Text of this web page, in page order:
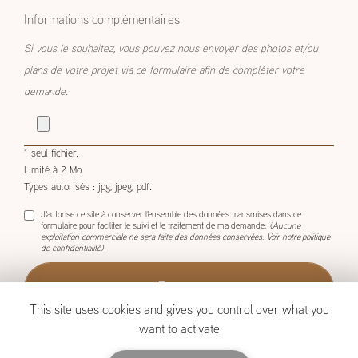
Informations complémentaires
Si vous le souhaitez, vous pouvez nous envoyer des photos et/ou
plans de votre projet via ce formulaire afin de compléter votre
demande.
1 seul fichier.
Limité à 2 Mo.
Types autorisés : jpg, jpeg, pdf.
J'autorise ce site à conserver l'ensemble des données transmises dans ce
formulaire pour faciliter le suivi et le traitement de ma demande. (Aucune
exploitation commerciale ne sera faite des données conservées. Voir notrepolitique
de confidentialité)
This site uses cookies and gives you control over what you
want to activate